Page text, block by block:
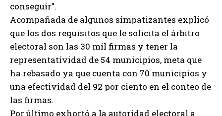
conseguir”.
Acompañada de algunos simpatizantes explicó
que los dos requisitos que le solicita el árbitro
electoral son las 30 mil firmas y tener la
representatividad de 54 municipios, meta que
ha rebasado ya que cuenta con 70 municipios y
una efectividad del 92 por ciento en el conteo de
las firmas.
Por último exhortó a la autoridad electoral a